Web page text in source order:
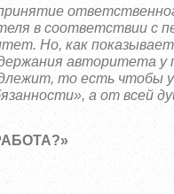
в соответствии с
Но, как
авторитета
то есть чтобы
а от всей